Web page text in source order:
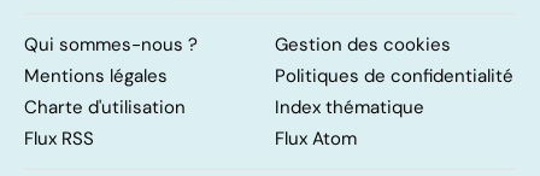
Qui sommes-nous ?
Gestion des cookies
Mentions légales
Politiques de confidentialité
Charte d'utilisation
Index thématique
Flux RSS
Flux Atom